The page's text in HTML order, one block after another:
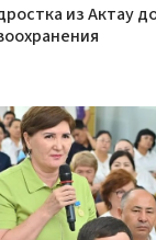
из Актау